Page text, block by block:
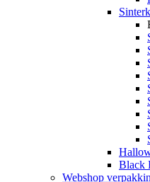
Black
Webshop